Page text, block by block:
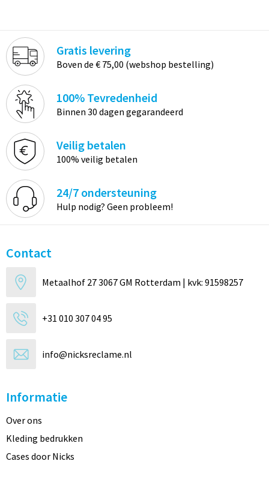
Gratis levering
Boven de € 75,00 (webshop bestelling)
100% Tevredenheid
Binnen 30 dagen gegarandeerd
Veilig betalen
100% veilig betalen
24/7 ondersteuning
Hulp nodig? Geen probleem!
Contact
Metaalhof 27 3067 GM Rotterdam | kvk: 91598257
+31 010 307 04 95
info@nicksreclame.nl
Informatie
Over ons
Kleding bedrukken
Cases door Nicks